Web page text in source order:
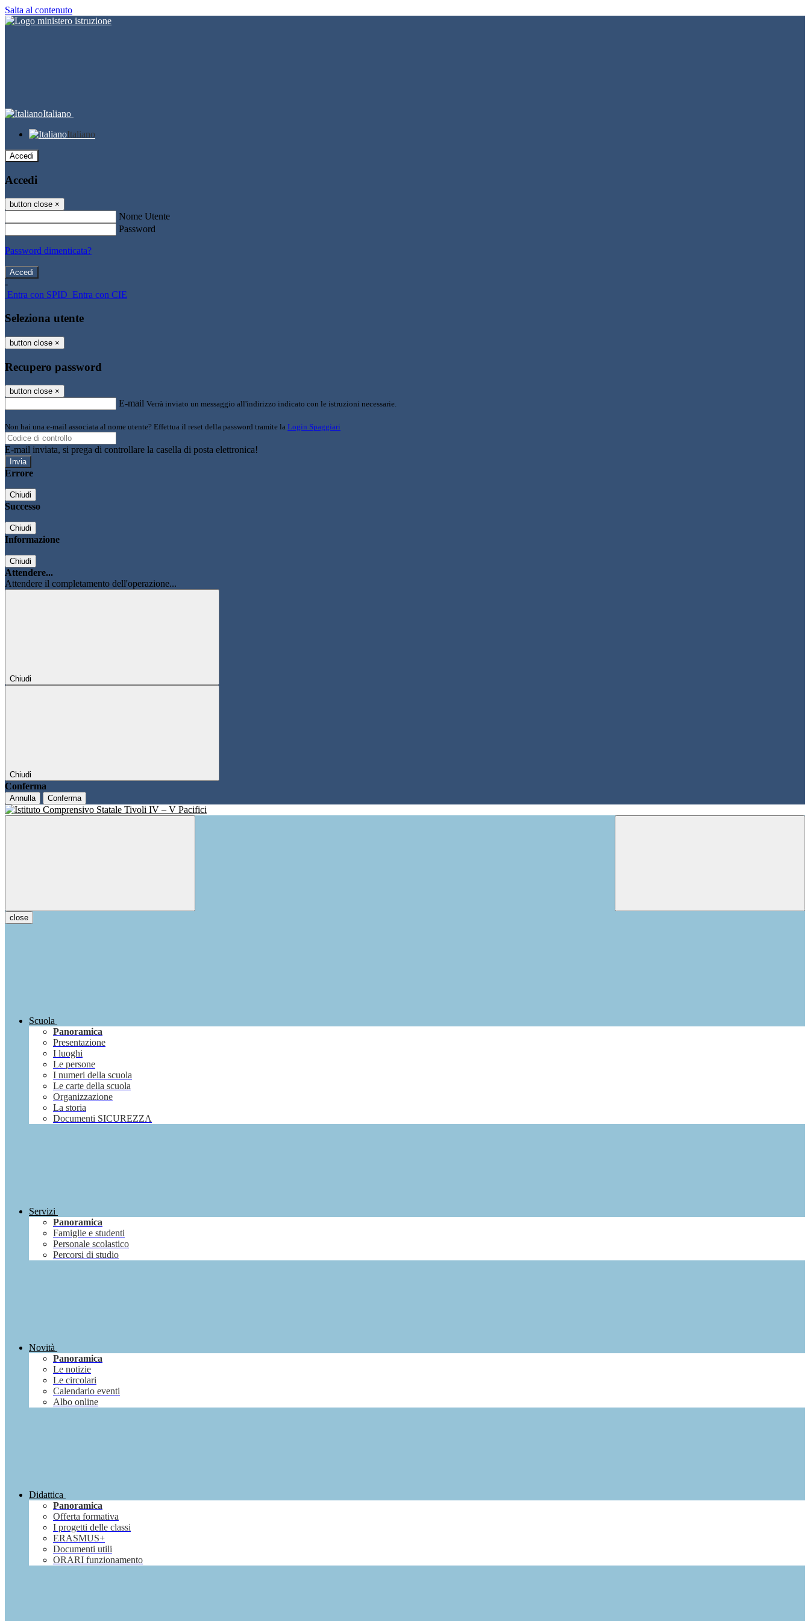
Salta al contenuto
Italiano
Italiano
Accedi
Accedi
button close ×
Nome Utente
Password
Password dimenticata?
-
Entra con SPID Entra con CIE
Seleziona utente
button close ×
Recupero password
button close ×
E-mail Verrà inviato un messaggio all'indirizzo indicato con le istruzioni necessarie.
Non hai una e-mail associata al nome utente? Effettua il reset della password tramite la Login Spaggiari
E-mail inviata, si prega di controllare la casella di posta elettronica!
Errore
Chiudi
Successo
Chiudi
Informazione
Chiudi
Attendere...
Attendere il completamento dell'operazione...
Chiudi
Chiudi
Conferma
Annulla Conferma
close
Scuola
Panoramica
Presentazione
I luoghi
Le persone
I numeri della scuola
Le carte della scuola
Organizzazione
La storia
Documenti SICUREZZA
Servizi
Panoramica
Famiglie e studenti
Personale scolastico
Percorsi di studio
Novità
Panoramica
Le notizie
Le circolari
Calendario eventi
Albo online
Didattica
Panoramica
Offerta formativa
I progetti delle classi
ERASMUS+
Documenti utili
ORARI funzionamento